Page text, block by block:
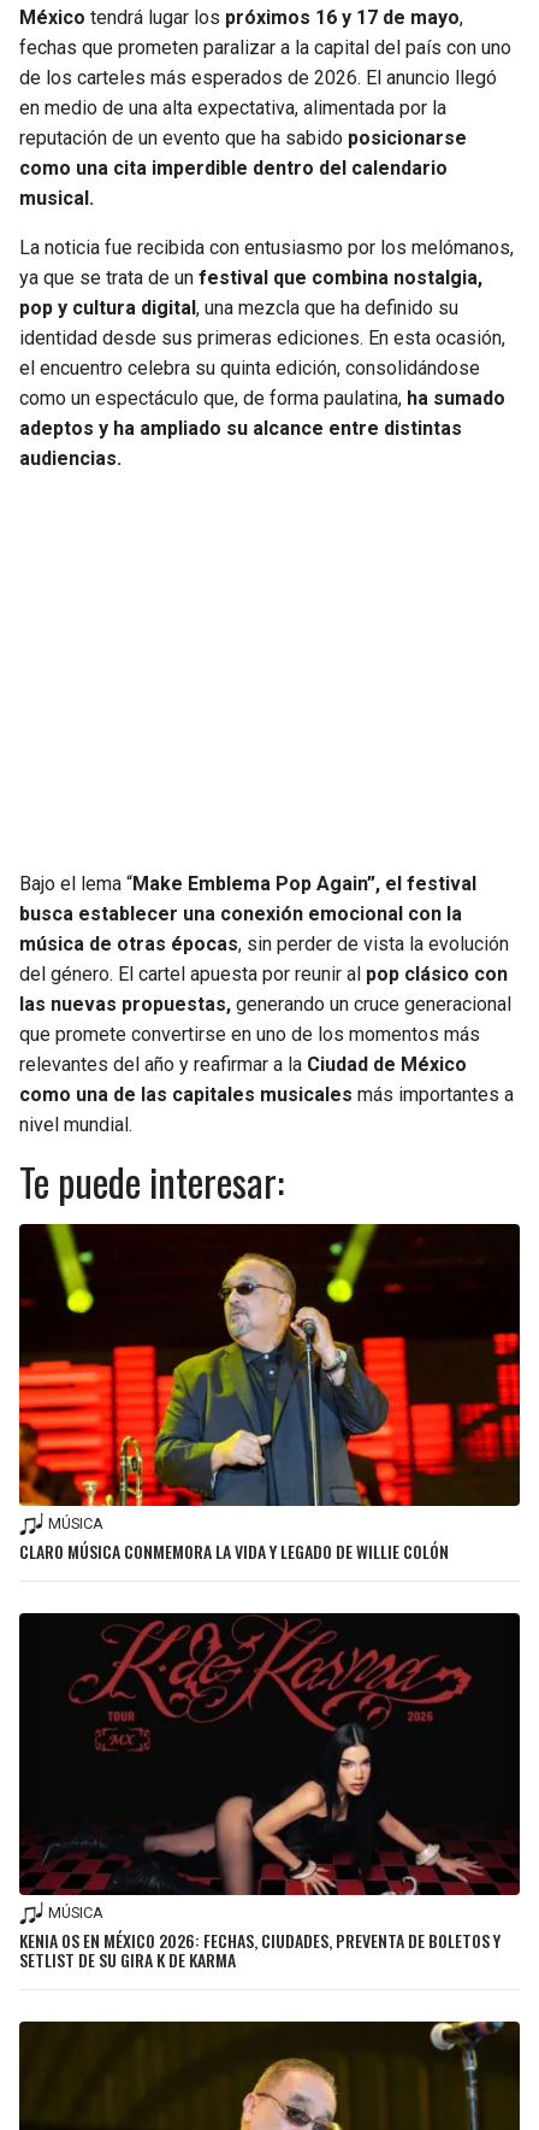
México tendrá lugar los próximos 16 y 17 de mayo,
fechas que prometen paralizar a la capital del país con uno
de los carteles más esperados de 2026. El anuncio llegó
en medio de una alta expectativa, alimentada por la
reputación de un evento que ha sabido posicionarse
como una cita imperdible dentro del calendario
musical.
La noticia fue recibida con entusiasmo por los melómanos,
ya que se trata de un festival que combina nostalgia,
pop y cultura digital, una mezcla que ha definido su
identidad desde sus primeras ediciones. En esta ocasión,
el encuentro celebra su quinta edición, consolidándose
como un espectáculo que, de forma paulatina, ha sumado
adeptos y ha ampliado su alcance entre distintas
audiencias.
Bajo el lema “Make Emblema Pop Again”, el festival
busca establecer una conexión emocional con la
música de otras épocas, sin perder de vista la evolución
del género. El cartel apuesta por reunir al pop clásico con
las nuevas propuestas, generando un cruce generacional
que promete convertirse en uno de los momentos más
relevantes del año y reafirmar a la Ciudad de México
como una de las capitales musicales más importantes a
nivel mundial.
Te puede interesar:
MÚSICA
CLARO MÚSICA CONMEMORA LA VIDA Y LEGADO DE WILLIE COLÓN
MÚSICA
KENIA OS EN MÉXICO 2026: FECHAS, CIUDADES, PREVENTA DE BOLETOS Y
SETLIST DE SU GIRA K DE KARMA